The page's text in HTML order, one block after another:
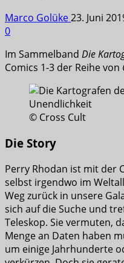
Marco Golüke23. Juni
0
Im Sammelband Die
Comics 1-3 der Reihe von
© Cross Cult
Die Story
Perry Rhodan ist mit der
selbst irgendwo im
Weg zurück in unsere
sich auf die Suche und
Teleskop. Sie vermuten,
Menge an Daten haben
um einige Jahrhunderte